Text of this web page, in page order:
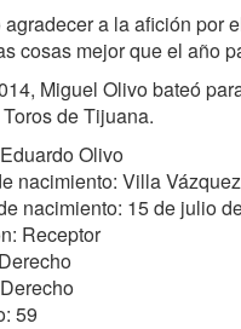
agradecer a la afición por
cosas mejor que el año
Miguel Olivo bateó
de Tijuana.
Olivo
nacimiento: Villa
nacimiento: 15 de julio
Receptor
59